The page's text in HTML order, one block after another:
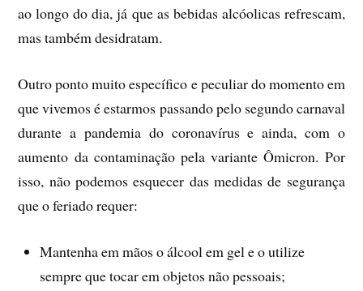
ao longo do dia, já que as bebidas alcóolicas refrescam,
mas também desidratam.
Outro ponto muito específico e peculiar do momento em
que vivemos é estarmos passando pelo segundo carnaval
durante a pandemia do coronavírus e ainda, com o
aumento da contaminação pela variante Ômicron. Por
isso, não podemos esquecer das medidas de segurança
que o feriado requer:
Mantenha em mãos o álcool em gel e o utilize
sempre que tocar em objetos não pessoais;